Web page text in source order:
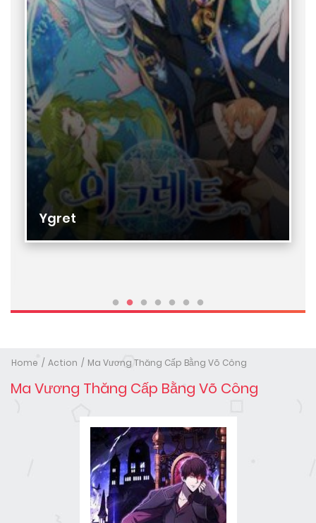
Ygret
Home Action Ma Vương Thăng Cấp Bằng Võ Công
Ma Vương Thăng Cấp Bằng Võ Công